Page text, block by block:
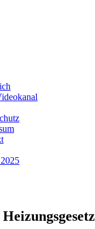
Heizungsgesetz